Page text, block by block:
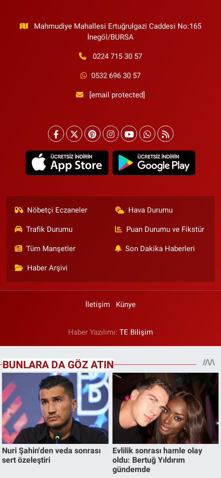
Mahmudiye Mahallesi Ertuğrulgazi Caddesi No:165
İnegöl/BURSA
0224 715 30 57
0532 696 30 57
[email protected]
Nöbetçi Eczaneler Hava Durumu
Trafik Durumu Puan Durumu ve Fikstür
Tüm Manşetler Son Dakika Haberleri
Haber Arşivi
İletişim Künye
Haber Yazılımı: TE Bilişim